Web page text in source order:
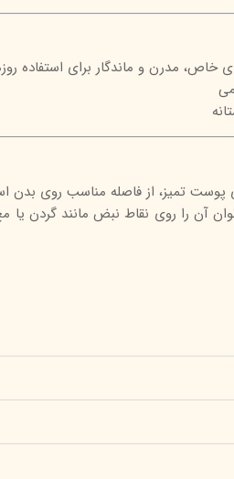
خاص، مدرن و ماندگار برای استفاده
تمیز، از فاصله مناسب روی بدن
آن را روی نقاط نبض مانند گردن